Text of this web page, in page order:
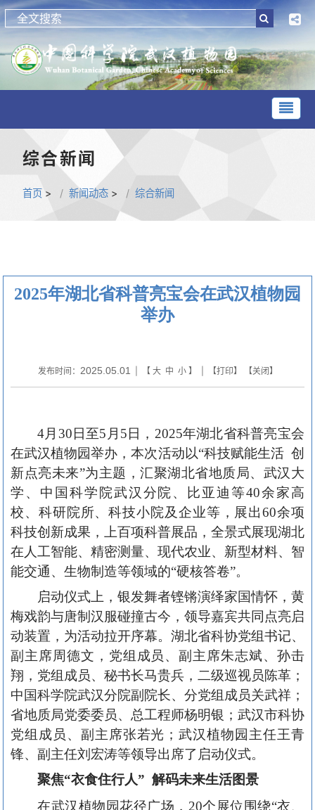
综合新闻
首页 > 新闻动态 > 综合新闻
2025年湖北省科普亮宝会在武汉植物园
举办
发布时间： 2025.05.01 | 【 大 中 小】 | 【打印】 【关闭】
4月30日至5月5日，2025年湖北省科普亮宝会
在武汉植物园举办，本次活动以“科技赋能生活 创
新点亮未来”为主题，汇聚湖北省地质局、武汉大
学、中国科学院武汉分院、比亚迪等40余家高
校、科研院所、科技小院及企业等 ，展出60余项
科技创新成果，上百项科普展品，全景式展现湖北
在人工智能、精密测量、现代农业、新型材料、智
能交通、生物制造等领域的“硬核答卷”。
启动仪式上，银发舞者铿锵演绎家国情怀，黄
梅戏韵与唐制汉服碰撞古今，领导嘉宾共同点亮启
动装置，为活动拉开序幕。湖北省科协党组书记、
副主席周德文，党组成员、副主席朱志斌、孙击
翔，党组成员、秘书长马贵兵，二级巡视员陈革；
中国科学院武汉分院副院长、分党组成员关武祥；
省地质局党委委员、总工程师杨明银；武汉市科协
党组成员、副主席张若光；武汉植物园主任王青
锋、副主任刘宏涛等领导出席了启动仪式。
聚焦“衣食住行人” 解码未来生活图景
在武汉植物园花径广场，20个展位围绕“衣、